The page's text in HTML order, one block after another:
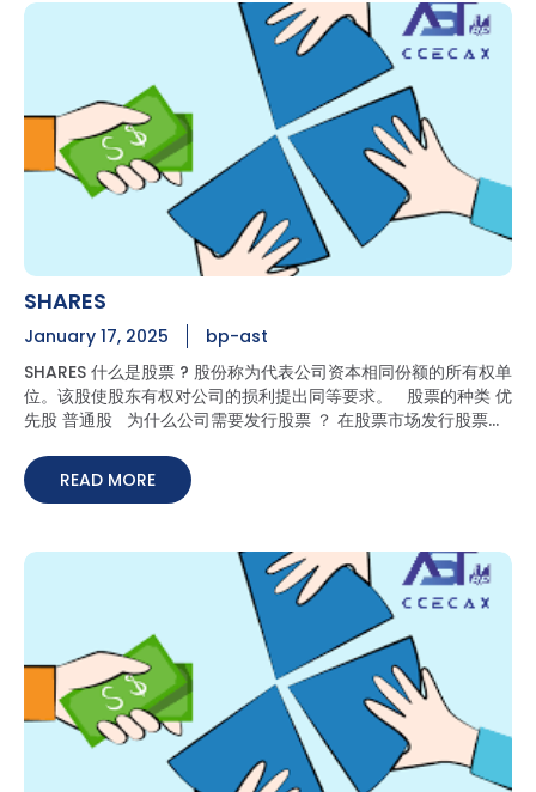
kami menawarkan pakej dan perkhidmatan
pendaftaran dengan harga yang berpatutan. Semua
perkhidmatan setiausaha syarikat, termasuk penasihat
pematuhan akan disediakan. BP-AST lebih kepada
perkhidmatan penasihat: Memberikan nasihat kepada
syarikat dan lembaga pengarah untuk mematuhi
keperluan undang-undang yang tersedia di Malaysia.
Memberi nasihat mengenai perkhidmatan sokongan
kesetiausahaan mengikut situasi syarikat. Sebagai
pihak perantara rasmi bagi syarikat antara badan
kerajaan, bank, peguam, juruaudit, ejen cukai dan
badan profesional lain. Soalan Lazim (FAQ) 1. Apakah
perbezaan antara setiausaha syarikat dan setiausaha
syarikat dalaman? Setiausaha syarikat adalah ahli
penting dalam pengurusan sesebuah syarikat, dan ia
adalah keperluan undang-undang bahawa seorang
setiausaha syarikat dilantik selepas pendaftaran
syarikat. Setiausaha syarikat boleh menawarkan
namun setiausaha syarikat dalaman di khususkan
untuk mengurus tadbir hal syarikat tersebut sahaja. 2.
Melantik setiausaha syarikat lebih murah berbanding
melantik setiausaha syarikat dalaman. Ini kerana
langganan kepada servis setiausaha syarikat adalah
berdasarkan kepada tempoh masa yang dikehendaki
sahaja dan perkhidmatan yang berkaitan manakala
setiausaha syarikat dalaman memerlukan gaji
bulanan, faedah dan lain-lain kos berkaitan dengan
Akta Pekerja. 3. Kepentingan mempunyai seorang
setiausaha syarikat? Seorang setiausaha syarikat
bertanggungjawab untuk pentadbiran syarikat yang
SHARES
January 17, 2025
bp-ast
SHARES 什么是股票 ? 股份称为代表公司资本相同份额的所有权单
位。该股使股东有权对公司的损利提出同等要求。 股票的种类 优
先股 普通股 为什么公司需要发行股票 ？ 在股票市场发行股票可
制 为什么要投资股票 ？ 当一个投资者把钱投资在股票市场时，
它就有了增长的潜力，而不是把钱存在储蓄账户里。你可以通过两
READ MORE